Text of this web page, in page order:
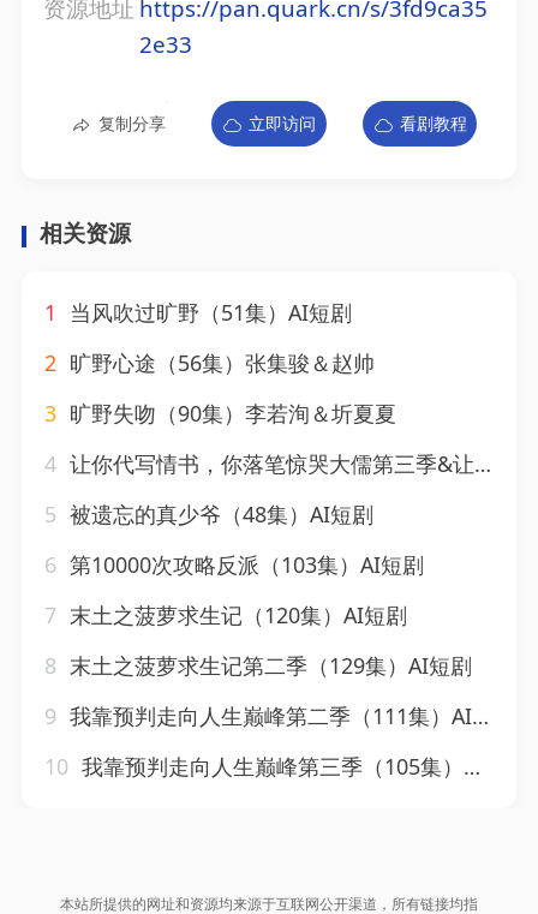
资源地址 https://pan.quark.cn/s/3fd9ca35
2e33
复制分享 立即访问 看剧教程
相关资源
1
当风吹过旷野（51集）AI短剧
2 旷野心途（56集）张集骏＆赵帅
3 旷野失吻（90集）李若洵＆圻夏夏
4 让你代写情书，你落笔惊哭大儒第三季&让你代写情书你落笔惊哭大儒第三季（53集）AI短剧
5 被遗忘的真少爷（48集）AI短剧
6 第10000次攻略反派（103集）AI短剧
7 末土之菠萝求生记（120集）AI短剧
8 末土之菠萝求生记第二季（129集）AI短剧
9 我靠预判走向人生巅峰第二季（111集）AI短剧
10 我靠预判走向人生巅峰第三季（105集）AI短剧
本站所提供的网址和资源均来源于互联网公开渠道，所有链接均指